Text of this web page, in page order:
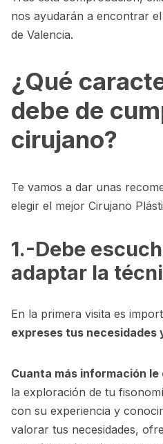
nos ayudarán a encontrar
de Valencia.
¿Qué
debe de
cirujano?
Te vamos a dar unas
elegir el mejor Cirujano
1.-Debe
adaptar la
En la primera visita es
expreses tus necesidades
Cuanta más información
la exploración de tu
con su experiencia y
valorar tus necesidades,